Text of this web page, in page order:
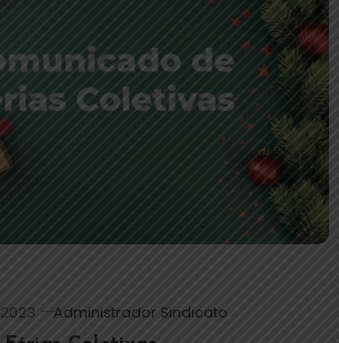
Administrador Sindicato